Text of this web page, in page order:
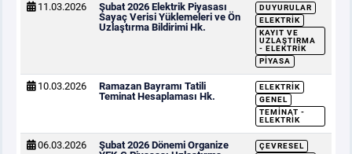
11.03.2026
Şubat 2026 Elektrik Piyasası
Sayaç Verisi Yüklemeleri ve Ön
Uzlaştırma Bildirimi Hk.
DUYURULAR
ELEKTRIK
KAYIT VE
UZLAŞTIRMA
- ELEKTRIK
PIYASA
10.03.2026
Ramazan Bayramı Tatili
Teminat Hesaplaması Hk.
ELEKTRIK
GENEL
TEMINAT -
ELEKTRIK
06.03.2026
Şubat 2026 Dönemi Organize
ÇEVRESEL